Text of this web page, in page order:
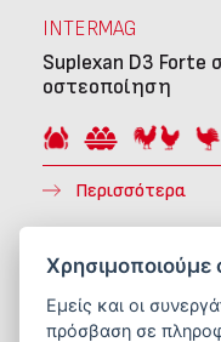
INTERMAG
Suplexan D3 Forte
οστεοποίηση
Περισσότερα
Χρησιμοποιούμε
Εμείς και οι
πρόσβαση σε